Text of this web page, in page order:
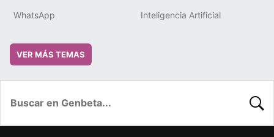
WhatsApp Inteligencia Artificial
VER MÁS TEMAS